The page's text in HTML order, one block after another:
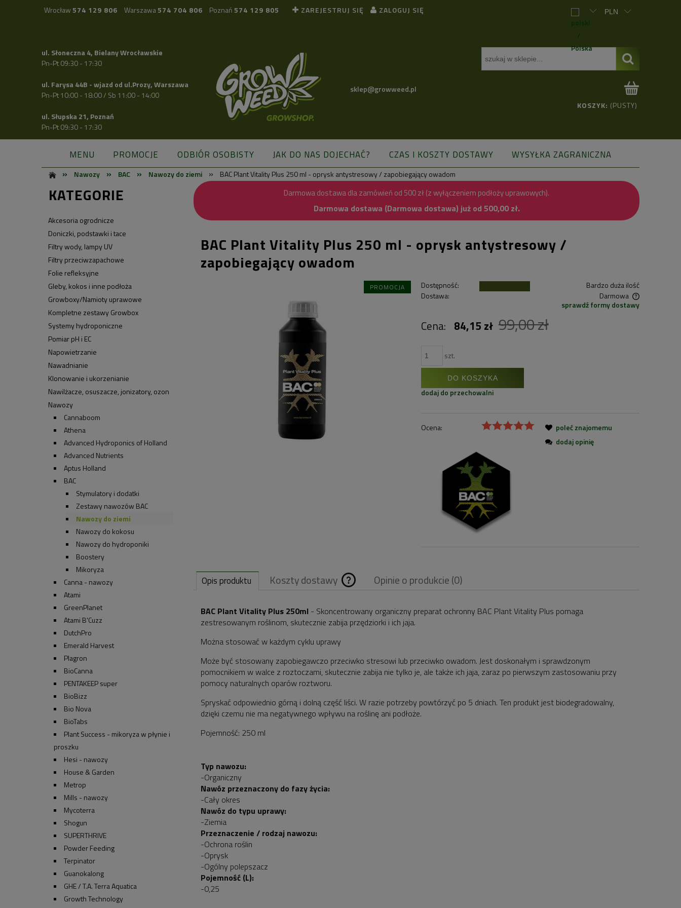
Wrocław 574 129 806 Warszawa574 704 806 Poznań 574 129 805 ZAREJESTRUJ SIĘ ZALOGUJ SIĘ
ul. Słoneczna 4, Bielany Wrocławskie
Pn-Pt 09:30 - 17:30
ul. Farysa 44B - wjazd od ul.Prozy, Warszawa
Pn-Pt 10:00 - 18:00 / Sb 11:00 - 14:00
ul. Słupska 21, Poznań
Pn-Pt 09:30 - 17:30
sklep@growweed.pl
KOSZYK: (PUSTY)
MENU PROMOCJE ODBIÓR OSOBISTY JAK DO NAS DOJECHAĆ? CZAS I KOSZTY DOSTAWY
WYSYŁKA ZAGRANICZNA
BLOG
» Nawozy » BAC » Nawozy do ziemi » BAC Plant Vitality Plus 250 ml - oprysk antystresowy / zapobiegający owadom
KATEGORIE
Akcesoria ogrodnicze
Doniczki, podstawki i tace
Filtry wody, lampy UV
Filtry przeciwzapachowe
Folie refleksyjne
Gleby, kokos i inne podłoża
Growboxy/Namioty uprawowe
Kompletne zestawy Growbox
Systemy hydroponiczne
Pomiar pH i EC
Napowietrzanie
Nawadnianie
Klonowanie i ukorzenianie
Nawilżacze, osuszacze, jonizatory, ozon
Nawozy
Cannaboom
Athena
Advanced Hydroponics of Holland
Advanced Nutrients
Aptus Holland
BAC
Stymulatory i dodatki
Zestawy nawozów BAC
Nawozy do ziemi
Nawozy do kokosu
Nawozy do hydroponiki
Boostery
Mikoryza
Canna - nawozy
Atami
GreenPlanet
Atami B'Cuzz
DutchPro
Emerald Harvest
Plagron
BioCanna
PENTAKEEP super
BioBizz
Bio Nova
BioTabs
Plant Success - mikoryza w płynie i
proszku
Hesi - nawozy
House & Garden
Metrop
Mills - nawozy
Mycoterra
Shogun
SUPERTHRIVE
Powder Feeding
Terpinator
Guanokalong
GHE / T.A. Terra Aquatica
Growth Technology
Darmowa dostawa dla zamówień od 500 zł (z wyłączeniem podłoży uprawowych).
Darmowa dostawa (Darmowa dostawa) już od 500,00 zł.
BAC Plant Vitality Plus 250 ml - oprysk antystresowy /
zapobiegający owadom
PROMOCJA Dostępność:
Bardzo duża ilość
Dostawa:
Darmowa
Cena nie zawiera ewentualnych kosztów
płatności
sprawdź formy dostawy
Cena: 84,15 zł 99,00 zł
szt.
DO KOSZYKA
dodaj do przechowalni
Ocena:
poleć znajomemu
dodaj opinię
Opis produktu Koszty dostawy
Cena nie zawiera
ewentualnych
Opinie o produkcie (0)
BAC Plant Vitality Plus 250ml - Skoncentrowany organiczny preparat ochronny BAC Plant Vitality Plus pomaga
zestresowanym roślinom, skutecznie zabija przędziorki i ich jaja.
Można stosować w każdym cyklu uprawy
Może być stosowany zapobiegawczo przeciwko stresowi lub przeciwko owadom. Jest doskonałym i sprawdzonym
pomocnikiem w walce z roztoczami, skutecznie zabija nie tylko je, ale także ich jaja, zaraz po pierwszym zastosowaniu przy
pomocy naturalnych oparów roztworu.
Spryskać odpowiednio górną i dolną część liści. W razie potrzeby powtórzyć po 5 dniach. Ten produkt jest biodegradowalny,
dzięki czemu nie ma negatywnego wpływu na roślinę ani podłoże.
Pojemność: 250 ml
Typ nawozu:
-Organiczny
Nawóz przeznaczony do fazy życia:
-Cały okres
Nawóz do typu uprawy:
-Ziemia
Przeznaczenie / rodzaj nawozu:
-Ochrona roślin
-Oprysk
-Ogólny polepszacz
Pojemność (L):
-0,25